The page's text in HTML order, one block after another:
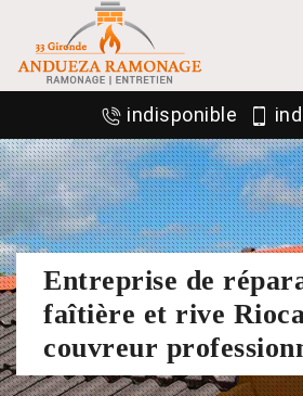
indisponible
Entreprise de
faîtière et rive
couvreur